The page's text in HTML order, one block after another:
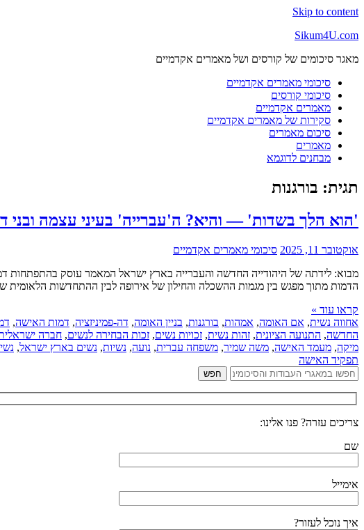
Skip to content
Sikum4U.com
מאגר סיכומים של קורסים ושל מאמרים אקדמיים
סיכומי מאמרים אקדמיים
סיכומי קורסים
מאמרים אקדמיים
סקירות של מאמרים אקדמיים
סיכום מאמרים
מאמרים
מבחנים לדוגמא
תגית: בורגנות
'הוא הלך בשדות' — והיא? ה'עברייה' בעיני עצמה ובני
אוקטובר 11, 2025
סיכומי מאמרים אקדמיים
מבוא: לידתה של היהודייה החדשה והעברייה בארץ ישראל המאמר עוסק
הדמות מתוך מפגש בין מגמות ההשכלה והחילון של אירופה לבין ההתחדשות
קראו עוד »
אחווה נשית, אם האומה, אמהות, בורגנות, בניין האומה, דה-פמיניזציה, דמות האישה,
החדשה, התנועה הציונית, זהות נשית, זכויות נשים, זכות הבחירה לנשים, חברה
מיקה, מעמד האישה, משה שמיר, משפחה עברית, נועה, נשיות, נשים בארץ ישראל,
תפקיד האישה
צריכים עזרה? פנו אלינו:
שם
אימייל
איך נוכל לעזור?